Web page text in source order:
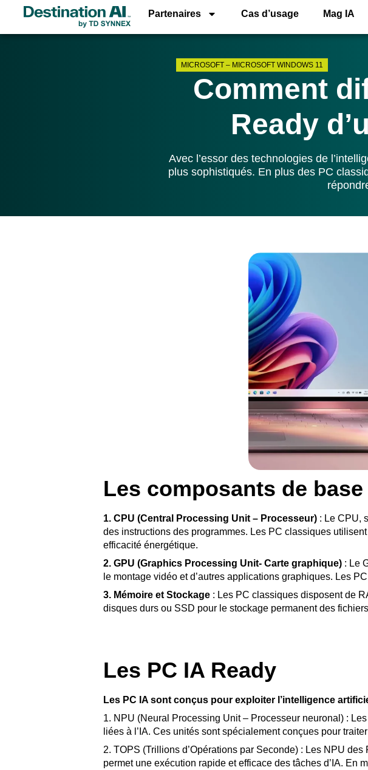
Partenaires Cas d’usage Mag IA
MICROSOFT – MICROSOFT WINDOWS 11
Comment
Ready
Avec l’essor des technologies de
plus sophistiqués. En plus des PC
Les composants de base
1. CPU (Central Processing Unit – Processeur) : Le CPU,
des instructions des programmes. Les PC classiques
efficacité énergétique.
2. GPU (Graphics Processing Unit- Carte graphique) : Le
le montage vidéo et d’autres applications graphiques. Les
3. Mémoire et Stockage : Les PC classiques disposent de
disques durs ou SSD pour le stockage permanent des
Les PC IA Ready
Les PC IA sont conçus pour exploiter l’intelligence
1. NPU (Neural Processing Unit – Processeur neuronal) :
liées à l’IA. Ces unités sont spécialement conçues pour
2. TOPS (Trillions d’Opérations par Seconde) : Les NPU
permet une exécution rapide et efficace des tâches d’IA. En